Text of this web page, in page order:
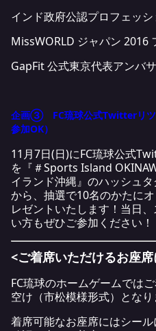
インド政府公認プロフェッ
MissWORLD ジャパン 2016
GapFit 公式東京代表アンバ
企画③ FC琉球公式Twitterリツ
参加OK）
11月7日(日)にFC琉球公式
を『＃Sports Island
イランド沖縄』のハッシュ
から、抽選で10名のかたに
レゼントいたします！当日
い方もぜひご参加ください！
<ご着席いただけるお座
FC琉球のホームゲームでは
空け（市松模様形式）となり
着席可能なお座席にはシー